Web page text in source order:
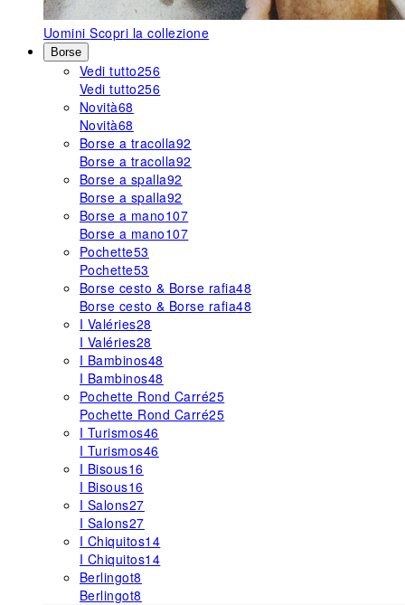
UominiScopri la collezione
Borse
Vedi tutto256
Vedi tutto256
Novità68
Novità68
Borse a tracolla92
Borse a tracolla92
Borse a spalla92
Borse a spalla92
Borse a mano107
Borse a mano107
Pochette53
Pochette53
Borse cesto & Borse rafia48
Borse cesto & Borse rafia48
I Valéries28
I Valéries28
I Bambinos48
I Bambinos48
Pochette Rond Carré25
Pochette Rond Carré25
I Turismos46
I Turismos46
I Bisous16
I Bisous16
I Salons27
I Salons27
I Chiquitos14
I Chiquitos14
Berlingot8
Berlingot8